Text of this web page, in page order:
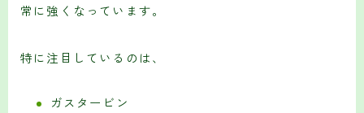
常に強くなっています。
特に注目しているのは、
ガスタービン